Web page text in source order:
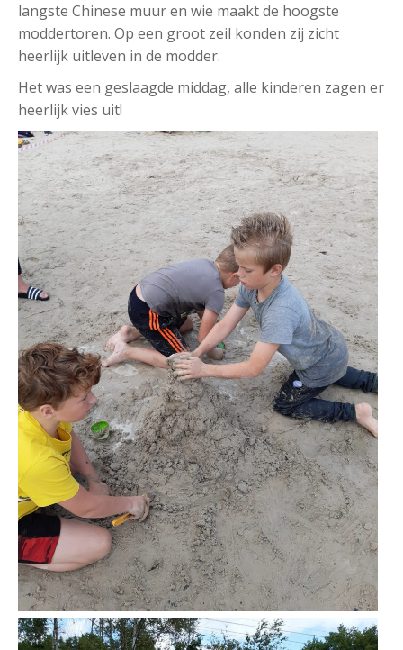
langste Chinese muur en wie maakt de hoogste
moddertoren. Op een groot zeil konden zij zicht
heerlijk uitleven in de modder.
Het was een geslaagde middag, alle kinderen zagen er
heerlijk vies uit!